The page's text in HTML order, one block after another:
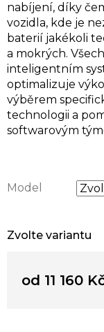
Zvolte variantu
Model
nabíjení, díky
vozidla, kde je
baterií jakékoli
a mokrých.
inteligentním
optimalizuje
výběrem
technologii a
softwarovým
od 11 160